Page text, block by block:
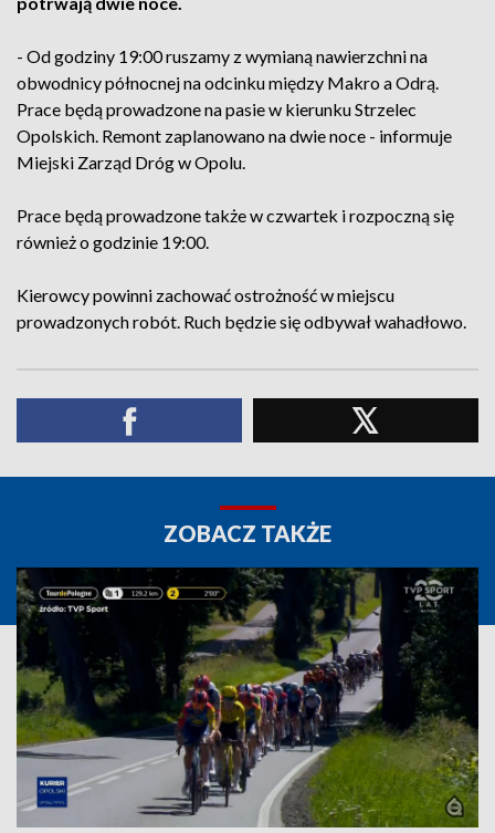
- Od godziny 19:00 ruszamy z wymianą nawierzchni na
obwodnicy północnej na odcinku między Makro a Odrą.
Prace będą prowadzone na pasie w kierunku Strzelec
Opolskich. Remont zaplanowano na dwie noce - informuje
Miejski Zarząd Dróg w Opolu.
Prace będą prowadzone także w czwartek i rozpoczną się
również o godzinie 19:00.
Kierowcy powinni zachować ostrożność w miejscu
prowadzonych robót. Ruch będzie się odbywał wahadłowo.
ZOBACZ TAKŻE